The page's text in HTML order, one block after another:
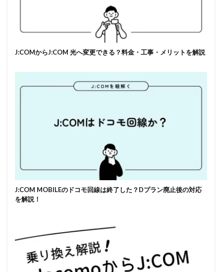
J:COMからJ:COM 光へ変更できる？料金・工事・メリットを解説
J:COM MOBILEのドコモ回線は終了した？Dプラン廃止後の対応
を解説！